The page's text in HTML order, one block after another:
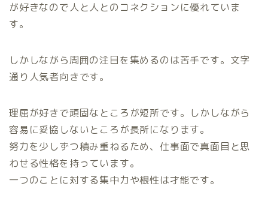
が好きなので人と人とのコネクションに優れていま
す。
しかしながら周囲の注目を集めるのは苦手です。文字
通り人気者向きです。
理屈が好きで頑固なところが短所です。しかしながら
容易に妥協しないところが長所になります。
努力を少しずつ積み重ねるため、仕事面で真面目と思
わせる性格を持っています。
一つのことに対する集中力や根性は才能です。